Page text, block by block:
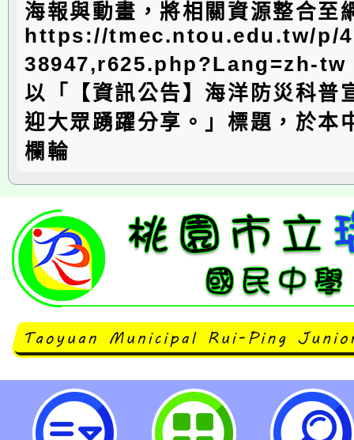
海報與動畫，將相關資源整合至
https://tmec.ntou.edu.tw/p/
38947,r625.php?Lang=zh-tw
以「【資訊公告】海洋防災科普
迎大眾踴躍分享。」標題，於本
欄輪
夏日為戲水旺季，為防範離岸流等
提供本校臺灣海洋教育中心(以下